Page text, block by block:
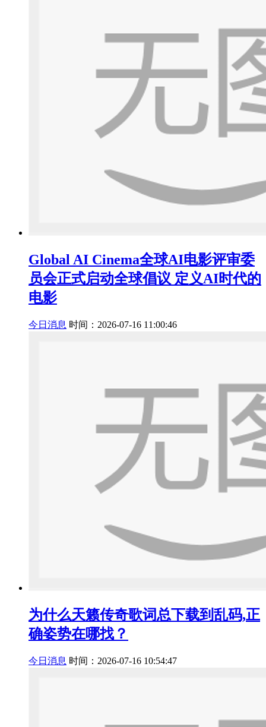
Global AI Cinema全球AI电影评审委
员会正式启动全球倡议 定义AI时代的
电影
今日消息 时间：2026-07-16 11:00:46
为什么天籁传奇歌词总下载到乱码,正
确姿势在哪找？
今日消息 时间：2026-07-16 10:54:47